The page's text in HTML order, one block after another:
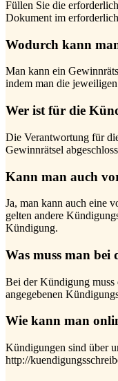
Füllen Sie die
Dokument im
Wodurch kann
Man kann ein
indem man die
Wer ist für die
Die Verantwortung für
Gewinnrätsel
Kann man auch
Ja, man kann auch eine
gelten andere
Kündigung.
Was muss man
Bei der Kündigung
angegebenen
Wie kann man
Kündigungen sind über
http://